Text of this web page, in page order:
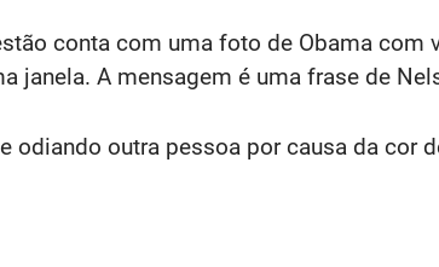
conta com uma foto de Obama com
janela. A mensagem é uma frase de
odiando outra pessoa por causa da cor